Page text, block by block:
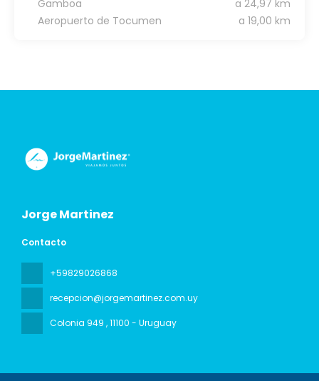
Gamboa
a 24,97 km
Aeropuerto de Tocumen
a 19,00 km
Jorge Martinez
Contacto
+59829026868
recepcion@jorgemartinez.com.uy
Colonia 949 , 11100 - Uruguay